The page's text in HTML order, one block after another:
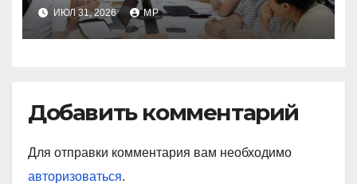
ИЮЛ 31, 2026 MP
Добавить комментарий
Для отправки комментария вам необходимо
авторизоваться.